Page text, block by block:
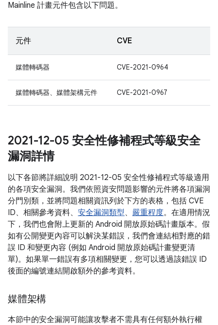
Mainline 計畫元件包含以下問題。
元件 CVE
媒體轉碼器 CVE-2021-0964
媒體轉碼器、媒體架構元件 CVE-2021-0967
2021-12-05 安全性修補程式等級安全
漏洞詳情
以下各節將詳細說明 2021-12-05 安全性修補程式等級適用
的各項安全漏洞。我們依照資安問題影響的元件將各項漏洞
分門別類，並將問題相關資訊列於下方的表格，包括 CVE
ID、相關參考資料、 安全漏洞類型、 嚴重程度。在適用情況
下，我們也會附上更新的 Android 開放原始碼計畫版本。假
如有公開變更內容可以解決某錯誤，我們會連結相對應的錯
誤 ID 和變更內容 (例如 Android 開放原始碼計畫變更清
單)。如果單一錯誤有多項相關變更，您可以透過該錯誤 ID
後面的編號連結開啟額外的參考資料。
媒體架構
本節中的安全漏洞可能讓攻擊者不需具有任何額外執行權